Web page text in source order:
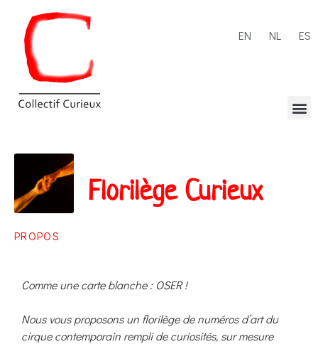
EN NL ES
Florilège Curieux
PROPOS
Comme une carte blanche : OSER !
Nous vous proposons un florilège de numéros d’art du
cirque contemporain rempli de curiosités, sur mesure